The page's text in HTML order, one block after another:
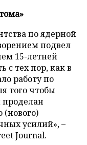
по ядерной
подвел
15-летней
с тех пор, как в
работу по
того чтобы
(нового)
усилий», –
Journal.